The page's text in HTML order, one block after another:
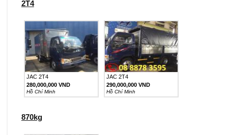
2T4
JAC 2T4
280,000,000 VND
Hồ Chí Minh
JAC 2T4
290,000,000 VND
Hồ Chí Minh
870kg